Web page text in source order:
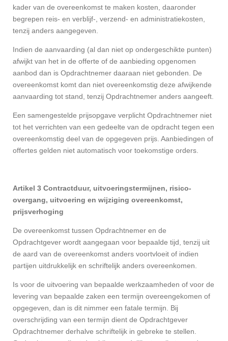
kader van de overeenkomst te maken kosten, daaronder
begrepen reis- en verblijf-, verzend- en administratiekosten,
tenzij anders aangegeven.
Indien de aanvaarding (al dan niet op ondergeschikte punten)
afwijkt van het in de offerte of de aanbieding opgenomen
aanbod dan is Opdrachtnemer daaraan niet gebonden. De
overeenkomst komt dan niet overeenkomstig deze afwijkende
aanvaarding tot stand, tenzij Opdrachtnemer anders aangeeft.
Een samengestelde prijsopgave verplicht Opdrachtnemer niet
tot het verrichten van een gedeelte van de opdracht tegen een
overeenkomstig deel van de opgegeven prijs. Aanbiedingen of
offertes gelden niet automatisch voor toekomstige orders.
Artikel 3 Contractduur, uitvoeringstermijnen, risico-
overgang, uitvoering en wijziging overeenkomst,
prijsverhoging
De overeenkomst tussen Opdrachtnemer en de
Opdrachtgever wordt aangegaan voor bepaalde tijd, tenzij uit
de aard van de overeenkomst anders voortvloeit of indien
partijen uitdrukkelijk en schriftelijk anders overeenkomen.
Is voor de uitvoering van bepaalde werkzaamheden of voor de
levering van bepaalde zaken een termijn overeengekomen of
opgegeven, dan is dit nimmer een fatale termijn. Bij
overschrijding van een termijn dient de Opdrachtgever
Opdrachtnemer derhalve schriftelijk in gebreke te stellen.